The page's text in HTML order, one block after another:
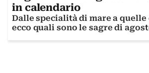
in calendario
Dalle specialità di mare a quelle
ecco quali sono le sagre di